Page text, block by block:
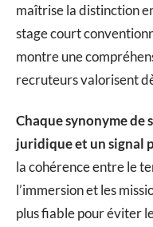
maîtrise la distinction
stage court
montre une
recruteurs valorisent
Chaque synonyme de
juridique et un signal
la cohérence entre le
l’immersion et les
plus fiable pour éviter